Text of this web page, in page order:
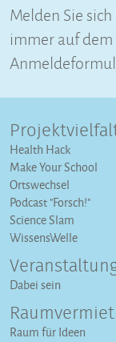
Melden Sie
immer auf
Health Hack
Make Your School
Ortswechsel
Podcast "Forsch!"
Science Slam
WissensWelle
Dabei sein
Raum für Ideen